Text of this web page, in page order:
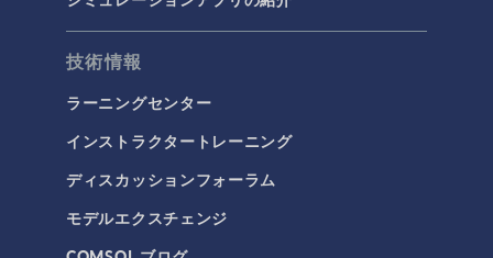
技術情報
ラーニングセンター
インストラクタートレーニング
ディスカッションフォーラム
モデルエクスチェンジ